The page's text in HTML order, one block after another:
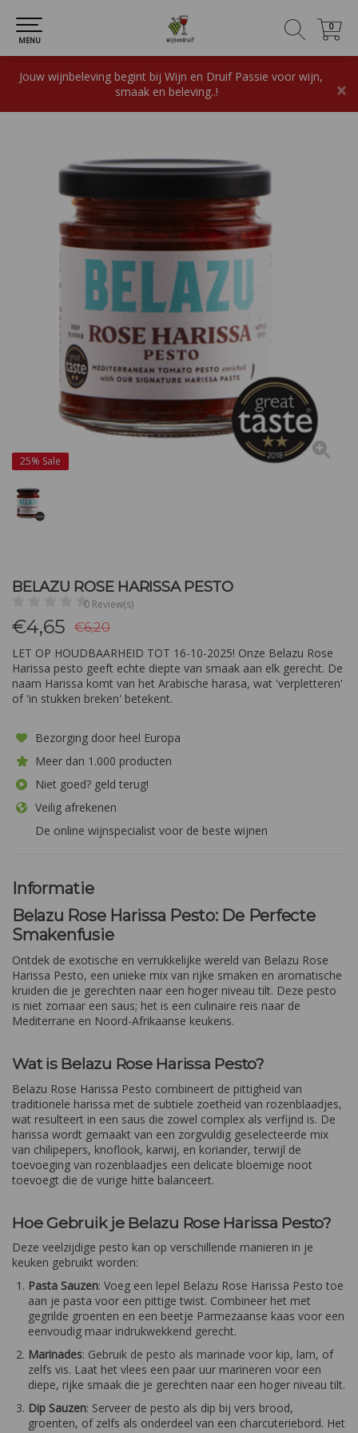
0
0
MENU
Jouw wijnbeleving begint bij Wijn en Druif Passie voor wijn,
smaak en beleving..!
×
25% Sale
BELAZU ROSE HARISSA PESTO
0 Review(s)
€4,65
€6,20
LET OP HOUDBAARHEID TOT 16-10-2025! Onze Belazu Rose
Harissa pesto geeft echte diepte van smaak aan elk gerecht. De
naam Harissa komt van het Arabische harasa, wat 'verpletteren'
of 'in stukken breken' betekent.
Bezorging door heel Europa
Meer dan 1.000 producten
Niet goed? geld terug!
Veilig afrekenen
De online wijnspecialist voor de beste wijnen
Informatie
Belazu Rose Harissa Pesto: De Perfecte
Smakenfusie
Ontdek de exotische en verrukkelijke wereld van Belazu Rose
Harissa Pesto, een unieke mix van rijke smaken en aromatische
kruiden die je gerechten naar een hoger niveau tilt. Deze pesto
is niet zomaar een saus; het is een culinaire reis naar de
Mediterrane en Noord-Afrikaanse keukens.
Wat is Belazu Rose Harissa Pesto?
Belazu Rose Harissa Pesto combineert de pittigheid van
traditionele harissa met de subtiele zoetheid van rozenblaadjes,
wat resulteert in een saus die zowel complex als verfijnd is. De
harissa wordt gemaakt van een zorgvuldig geselecteerde mix
van chilipepers, knoflook, karwij, en koriander, terwijl de
toevoeging van rozenblaadjes een delicate bloemige noot
toevoegt die de vurige hitte balanceert.
Hoe Gebruik je Belazu Rose Harissa Pesto?
Deze veelzijdige pesto kan op verschillende manieren in je
keuken gebruikt worden:
Pasta Sauzen: Voeg een lepel Belazu Rose Harissa Pesto toe
aan je pasta voor een pittige twist. Combineer het met
gegrilde groenten en een beetje Parmezaanse kaas voor een
eenvoudig maar indrukwekkend gerecht.
Marinades: Gebruik de pesto als marinade voor kip, lam, of
zelfs vis. Laat het vlees een paar uur marineren voor een
diepe, rijke smaak die je gerechten naar een hoger niveau tilt.
Dip Sauzen: Serveer de pesto als dip bij vers brood,
groenten, of zelfs als onderdeel van een charcuteriebord. Het